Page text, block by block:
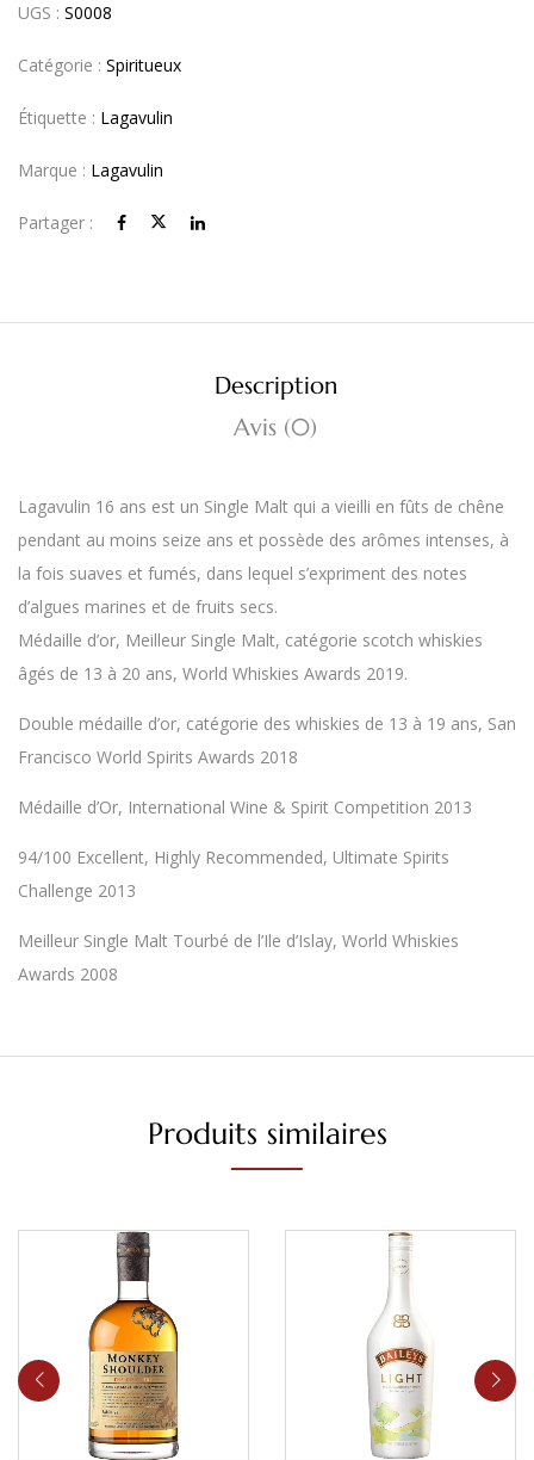
UGS : S0008
Catégorie : Spiritueux
Étiquette : Lagavulin
Marque : Lagavulin
Partager :
Description
Avis (0)
Lagavulin 16 ans est un Single Malt qui a vieilli en fûts de chêne
pendant au moins seize ans et possède des arômes intenses, à
la fois suaves et fumés, dans lequel s’expriment des notes
d’algues marines et de fruits secs.
Médaille d’or, Meilleur Single Malt, catégorie scotch whiskies
âgés de 13 à 20 ans, World Whiskies Awards 2019.
Double médaille d’or, catégorie des whiskies de 13 à 19 ans, San
Francisco World Spirits Awards 2018
Médaille d’Or, International Wine & Spirit Competition 2013
94/100 Excellent, Highly Recommended, Ultimate Spirits
Challenge 2013
Meilleur Single Malt Tourbé de l’Ile d’Islay, World Whiskies
Awards 2008
Produits similaires